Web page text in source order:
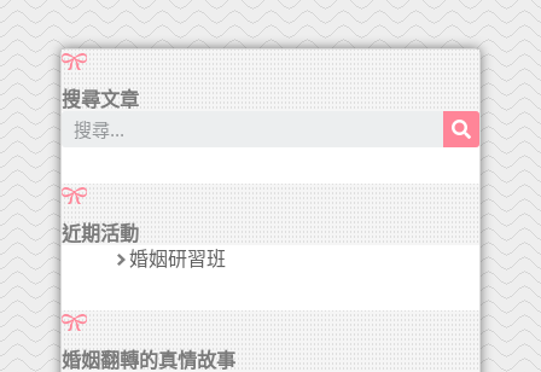
搜尋文章
近期活動
婚姻研習班
婚姻翻轉的真情故事